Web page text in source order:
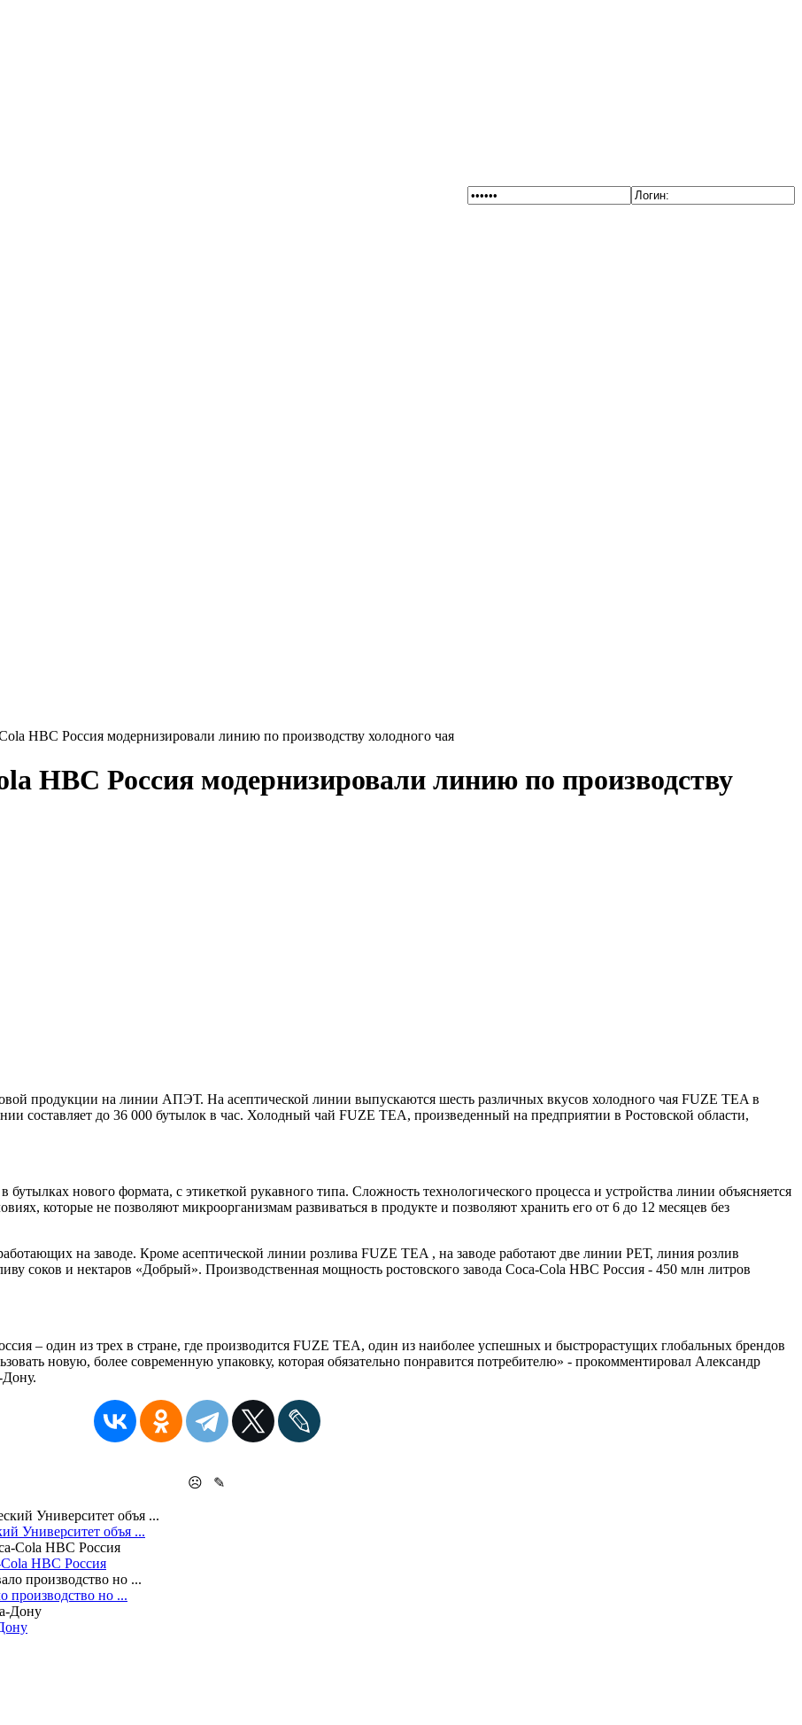
HBC Россия модернизировали линию по производству холодного чая
HBC Россия модернизировали линию по производству
продукции на линии АПЭТ. На асептической линии выпускаются шесть различных вкусов холодного чая FUZE TEA в
составляет до 36 000 бутылок в час. Холодный чай FUZE TEA, произведенный на предприятии в Ростовской области,
нового формата, с этикеткой рукавного типа. Сложность технологического процесса и устройства линии объясняется
которые не позволяют микроорганизмам развиваться в продукте и позволяют хранить его от 6 до 12 месяцев без
на заводе. Кроме асептической линии розлива FUZE TEA , на заводе работают две линии РЕТ, линия розлив
соков и нектаров «Добрый». Производственная мощность ростовского завода Coca-Cola HBC Россия - 450 млн литров
– один из трех в стране, где производится FUZE TEA, один из наиболее успешных и быстрорастущих глобальных брендов
новую, более современную упаковку, которая обязательно понравится потребителю» - прокомментировал Александр
Дону.
☹
✎
Университет объя ...
HBC Россия
производство но ...